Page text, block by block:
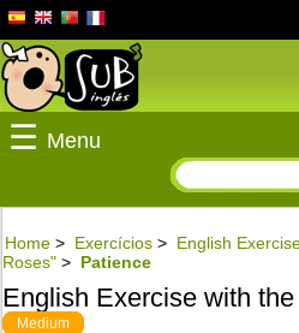
☰ Menu
Home > Exercícios > English
Roses" > Patience
English Exercise with
Medium